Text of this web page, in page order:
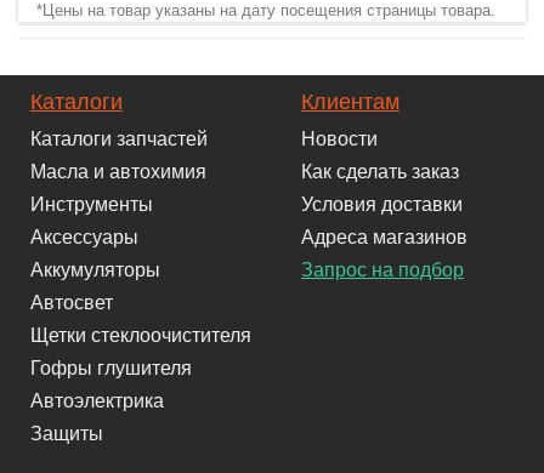
*Цены на товар указаны на дату посещения страницы товара.
Каталоги
Каталоги запчастей
Масла и автохимия
Инструменты
Аксессуары
Аккумуляторы
Автосвет
Щетки стеклоочистителя
Гофры глушителя
Автоэлектрика
Защиты
Клиентам
Новости
Как сделать заказ
Условия доставки
Адреса магазинов
Запрос на подбор